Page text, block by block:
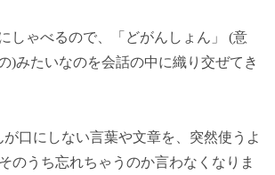
しゃべるので、「どがんしょん」 (意
)みたいなのを会話の中に織り交ぜてき
口にしない言葉や文章を、突然使うよ
のうち忘れちゃうのか言わなくなりま